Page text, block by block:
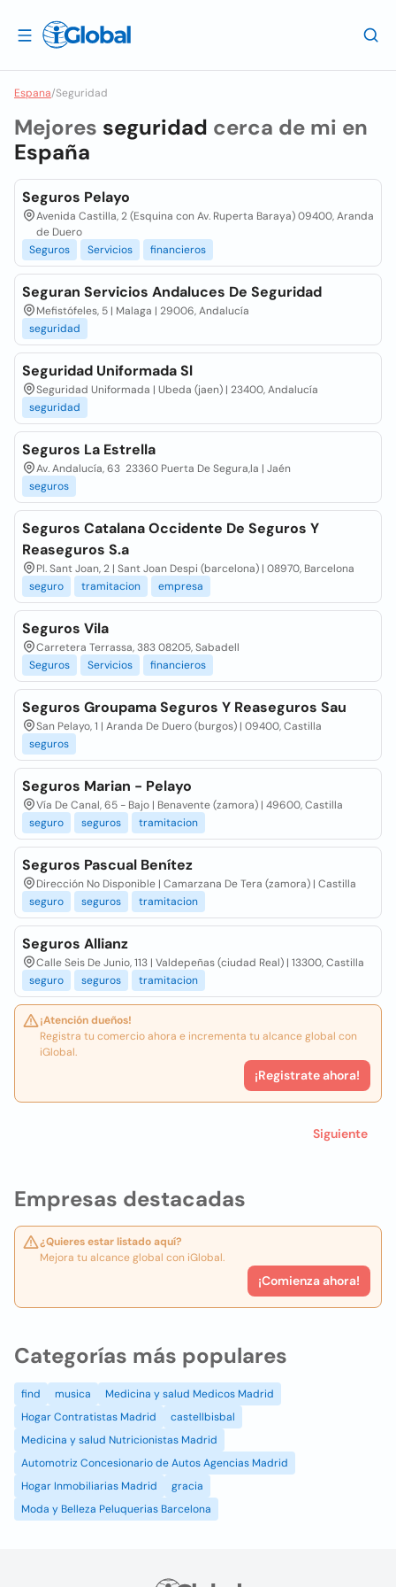
Espana/Seguridad
Empresas destacadas
¿Quieres estar listado aquí?
Mejora tu alcance global con iGlobal.
¡Comienza ahora!
Mejores seguridad cerca de mi en
España
Seguros Pelayo
Avenida Castilla, 2 (Esquina con Av. Ruperta Baraya) 09400, Aranda
de Duero
Seguros
Servicios financieros
Seguran Servicios Andaluces De Seguridad
Mefistófeles, 5 | Malaga | 29006, Andalucía
seguridad
Seguridad Uniformada Sl
Seguridad Uniformada | Ubeda (jaen) | 23400, Andalucía
seguridad
Seguros La Estrella
Av. Andalucía, 63 23360 Puerta De Segura,la | Jaén
seguros
Seguros Catalana Occidente De Seguros Y
Reaseguros S.a
Pl. Sant Joan, 2 | Sant Joan Despi (barcelona) | 08970, Barcelona
seguro
tramitacion empresa
Seguros Vila
Carretera Terrassa, 383 08205, Sabadell
Seguros
Servicios financieros
Seguros Groupama Seguros Y Reaseguros Sau
San Pelayo, 1 | Aranda De Duero (burgos) | 09400, Castilla
seguros
Seguros Marian - Pelayo
Vía De Canal, 65 - Bajo | Benavente (zamora) | 49600, Castilla
seguro
seguros tramitacion
Seguros Pascual Benítez
Dirección No Disponible | Camarzana De Tera (zamora) | Castilla
seguro
seguros tramitacion
Seguros Allianz
Calle Seis De Junio, 113 | Valdepeñas (ciudad Real) | 13300, Castilla
seguro
seguros tramitacion
¡Atención dueños!
Registra tu comercio ahora e incrementa tu alcance global con
iGlobal.
¡Registrate ahora!
Siguiente
Categorías más populares
find musica
Medicina y salud Medicos Madrid
Hogar Contratistas Madrid
castellbisbal
Medicina y salud Nutricionistas Madrid
Automotriz Concesionario de Autos Agencias Madrid
Hogar Inmobiliarias Madrid
gracia
Moda y Belleza Peluquerias Barcelona